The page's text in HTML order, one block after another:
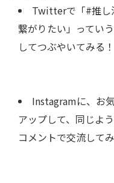
Twitterで「#推し
繋がりたい」ってい
してつぶやいてみる！
Instagramに、お
アップして、同じよ
コメントで交流して